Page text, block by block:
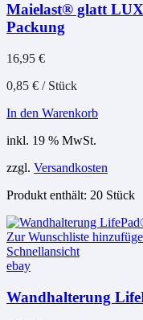
Maielast® glatt
Packung
16,95 €
0,85 € / Stück
In den Warenkorb
inkl. 19 % MwSt.
zzgl. Versandkosten
Produkt enthält: 20 Stück
Zur Wunschliste
Schnellansicht
ebay
Wandhalterung